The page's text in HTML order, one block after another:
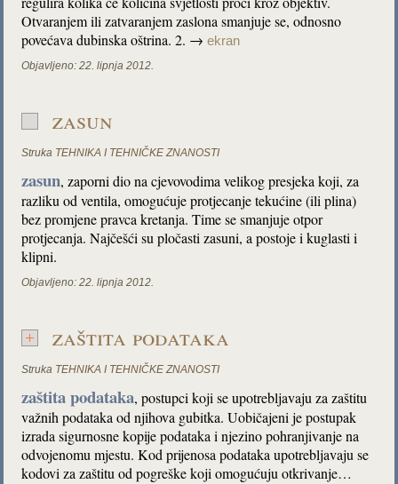
Otvaranjem ili zatvaranjem zaslona smanjuje se, odnosno
povećava dubinska oštrina. 2. →ekran
Objavljeno: 22. lipnja 2012.
zasun
Struka TEHNIKA I TEHNIČKE ZNANOSTI
zasun, zaporni dio na cjevovodima velikog presjeka koji, za
razliku od ventila, omogućuje protjecanje tekućine (ili plina)
bez promjene pravca kretanja. Time se smanjuje otpor
protjecanja. Najčešći su pločasti zasuni, a postoje i kuglasti i
klipni.
Objavljeno: 22. lipnja 2012.
zaštita podataka
Struka TEHNIKA I TEHNIČKE ZNANOSTI
zaštita podataka, postupci koji se upotrebljavaju za zaštitu
važnih podataka od njihova gubitka. Uobičajeni je postupak
izrada sigurnosne kopije podataka i njezino pohranjivanje na
odvojenomu mjestu. Kod prijenosa podataka upotrebljavaju se
kodovi za zaštitu od pogreške koji omogućuju otkrivanje…